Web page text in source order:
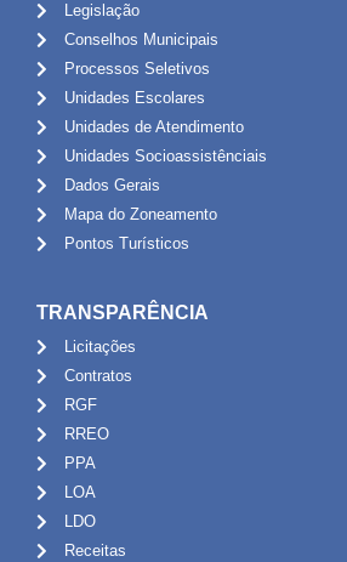
Legislação
Conselhos Municipais
Processos Seletivos
Unidades Escolares
Unidades de Atendimento
Unidades Socioassistênciais
Dados Gerais
Mapa do Zoneamento
Pontos Turísticos
TRANSPARÊNCIA
Licitações
Contratos
RGF
RREO
PPA
LOA
LDO
Receitas